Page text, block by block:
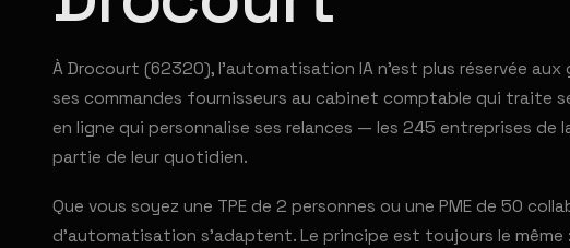
À Drocourt (62320), l'automatisation IA n'est plus réservée
ses commandes fournisseurs au cabinet comptable qui traite
en ligne qui personnalise ses relances — les 245 entreprises
partie de leur quotidien.
Que vous soyez une TPE de 2 personnes ou une PME de 50
d'automatisation s'adaptent. Le principe est toujours le